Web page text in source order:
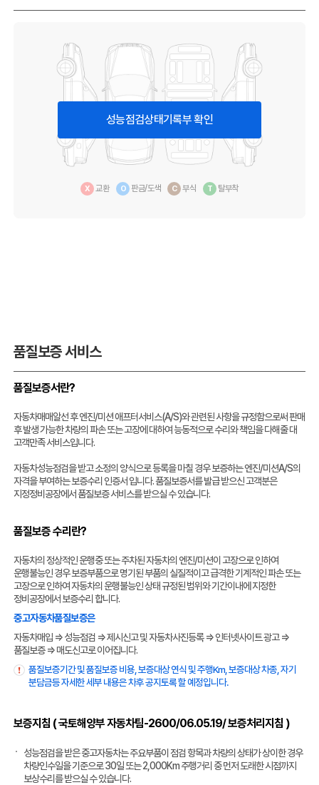
X 교환 O 판금/도색 C 부식 T 탈부착
성능점검상태기록부 확인
품질보증 서비스
품질보증서란?
자동차매매알선 후 엔진/미션 애프터서비스(A/S)와 관련된 사항을 규정함으로써 판매
후 발생 가능한 차량의 파손 또는 고장에 대하여 능동적으로 수리와 책임을 다해줄 대
고객만족 서비스입니다.
자동차성능점검을 받고 소정의 양식으로 등록을 마칠 경우 보증하는 엔진/미션A/S의
자격을 부여하는 보증수리 인증서 입니다. 품질보증서를 발급 받으신 고객분은
지정정비공장에서 품질보증 서비스를 받으실 수 있습니다.
품질보증 수리란?
자동차의 정상적인 운행중 또는 주차된 자동차의 엔진/미션이 고장으로 인하여
운행불능인 경우 보증부품으로 명기된 부품의 실질적이고 급격한 기계적인 파손 또는
고장으로 인하여 자동차의 운행불능인 상태 규정된 범위와 기간이내에 지정한
정비공장에서 보증수리 합니다.
중고자동차품질보증은
자동차매입 ⇒ 성능점검 ⇒ 제시신고 및 자동차사진등록 ⇒ 인터넷사이트 광고 ⇒
품질보증 ⇒ 매도신고로 이어집니다.
품질보증기간 및 품질보증 비용, 보증대상 연식 및 주행Km, 보증대상 차종, 자기
분담금등 자세한 세부 내용은 차후 공지토록 할 예정입니다.
보증지침 ( 국토해양부 자동차팀-2600/06.05.19/ 보증처리지침 )
성능점검을 받은 중고자동차는 주요부품이 점검 항목과 차량의 상태가 상이한 경우
차량인수일을 기준으로 30일 또는 2,000Km 주행거리 중 먼저 도래한 시점까지
보상수리를 받으실 수 있습니다.